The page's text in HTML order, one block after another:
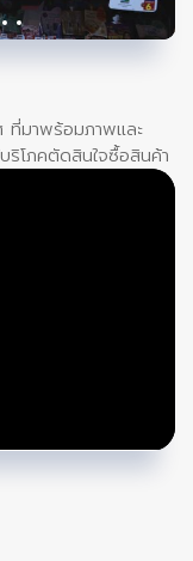
ที่มาพร้อมภาพและ
โภคตัดสินใจซื้อสินค้า